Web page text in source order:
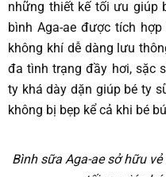
những thiết kế tối ưu giúp
bình Aga-ae được tích
không khí dễ dàng lưu
đa tình trạng đầy hơi, sặc
ty khá dày dặn giúp bé ty
không bị bẹp kể cả khi bé
Bình sữa Aga-ae sở hữu